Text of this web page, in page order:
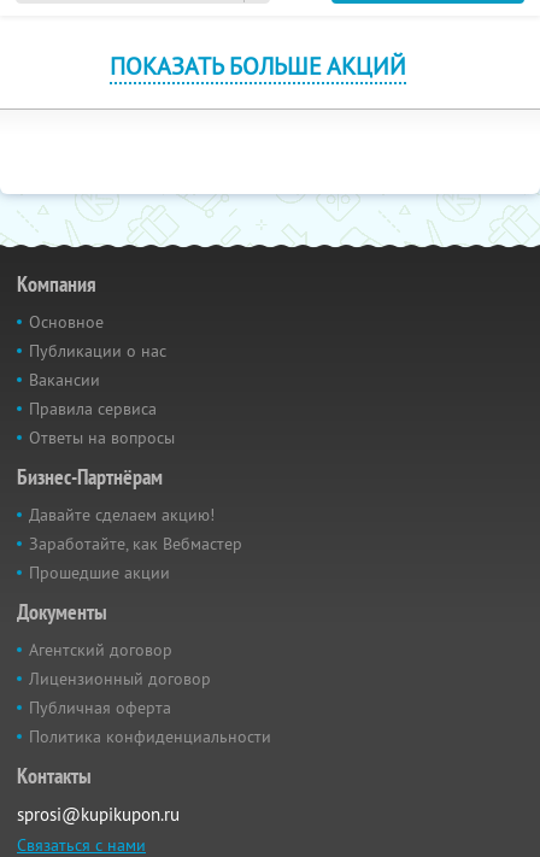
ПОКАЗАТЬ БОЛЬШЕ АКЦИЙ
Компания
Основное
Публикации о нас
Вакансии
Правила сервиса
Ответы на вопросы
Бизнес-Партнёрам
Давайте сделаем акцию!
Заработайте, как Вебмастер
Прошедшие акции
Документы
Агентский договор
Лицензионный договор
Публичная оферта
Политика конфиденциальности
Контакты
sprosi@kupikupon.ru
Связаться с нами